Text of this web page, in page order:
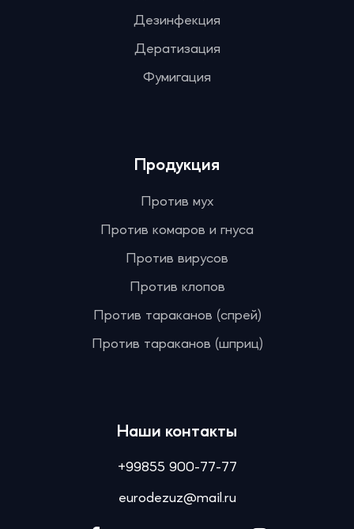
Дезинфекция
Дератизация
Фумигация
Продукция
Против мух
Против комаров и гнуса
Против вирусов
Против клопов
Против тараканов (спрей)
Против тараканов (шприц)
Наши контакты
+99855 900-77-77
eurodezuz@mail.ru